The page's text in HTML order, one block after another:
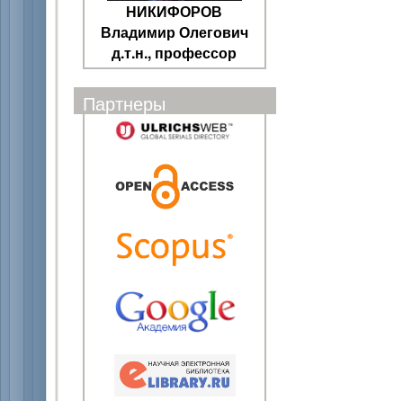
НИКИФОРОВ
Владимир Олегович
д.т.н., профессор
Партнеры